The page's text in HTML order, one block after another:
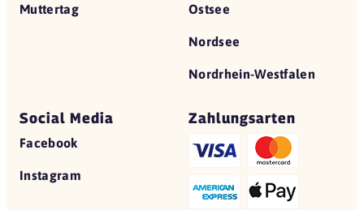
Muttertag Ostsee
Nordsee
Nordrhein-Westfalen
Social Media
Facebook
Instagram
Zahlungsarten